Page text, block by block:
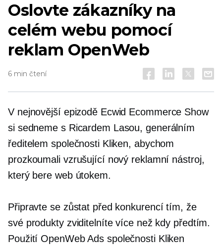
Oslovte zákazníky na
celém webu pomocí
reklam OpenWeb
6 min čtení
V nejnovější epizodě Ecwid Ecommerce Show
si sedneme s Ricardem Lasou, generálním
ředitelem společnosti Kliken, abychom
prozkoumali vzrušující nový reklamní nástroj,
který bere web útokem.
Připravte se zůstat před konkurencí tím, že
své produkty zviditelníte více než kdy předtím.
Použití OpenWeb Ads společnosti Kliken